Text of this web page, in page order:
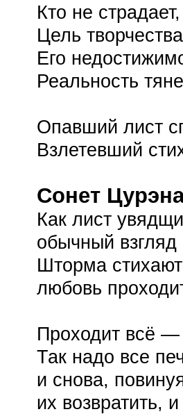
Кто не
Цель
Его
Реальность
Опавший лист
Взлетевший
Сонет
Как лист
обычный взгляд
Шторма
любовь
Проходит всё
Так надо все
и снова,
их возвратить,